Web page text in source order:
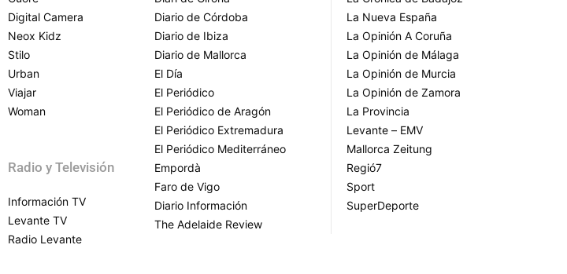
Digital Camera
Neox Kidz
Stilo
Urban
Viajar
Woman
Radio y Televisión
Información TV
Levante TV
Radio Levante
Diario de Córdoba
Diario de Ibiza
Diario de Mallorca
El Día
El Periódico
El Periódico de Aragón
El Periódico Extremadura
El Periódico Mediterráneo
Empordà
Faro de Vigo
Diario Información
The Adelaide Review
La Nueva España
La Opinión A Coruña
La Opinión de Málaga
La Opinión de Murcia
La Opinión de Zamora
La Provincia
Levante – EMV
Mallorca Zeitung
Regió7
Sport
SuperDeporte